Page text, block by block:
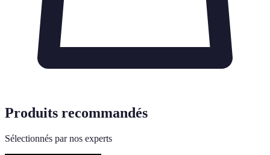
Produits recommandés
Sélectionnés par nos experts